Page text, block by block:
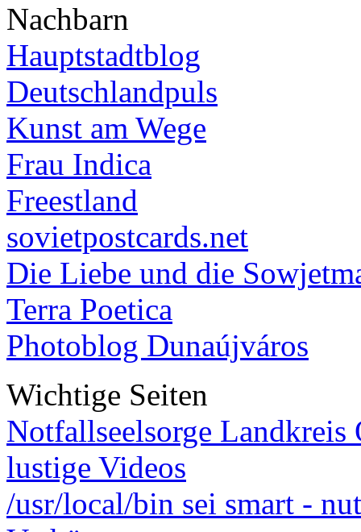
Nachbarn
Hauptstadtblog
Deutschlandpuls
Kunst am Wege
Frau Indica
Freestland
sovietpostcards.net
Die Liebe und die
Terra Poetica
Photoblog Dunaújváros
Wichtige Seiten
Notfallseelsorge Landkreis
lustige Videos
/usr/local/bin sei smart -